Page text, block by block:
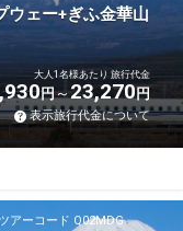
ェー+ぎふ金華山
大人1名様あたり 旅行代金
円 23,270円
表示旅行代金について
ツアーコード Q02MDG